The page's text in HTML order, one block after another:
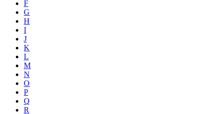
F
G
H
I
J
K
L
M
N
O
P
Q
R